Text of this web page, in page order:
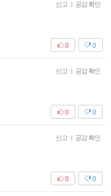
신고 | 공감 확인
0
0
신고 | 공감 확인
0
0
신고 | 공감 확인
0
0